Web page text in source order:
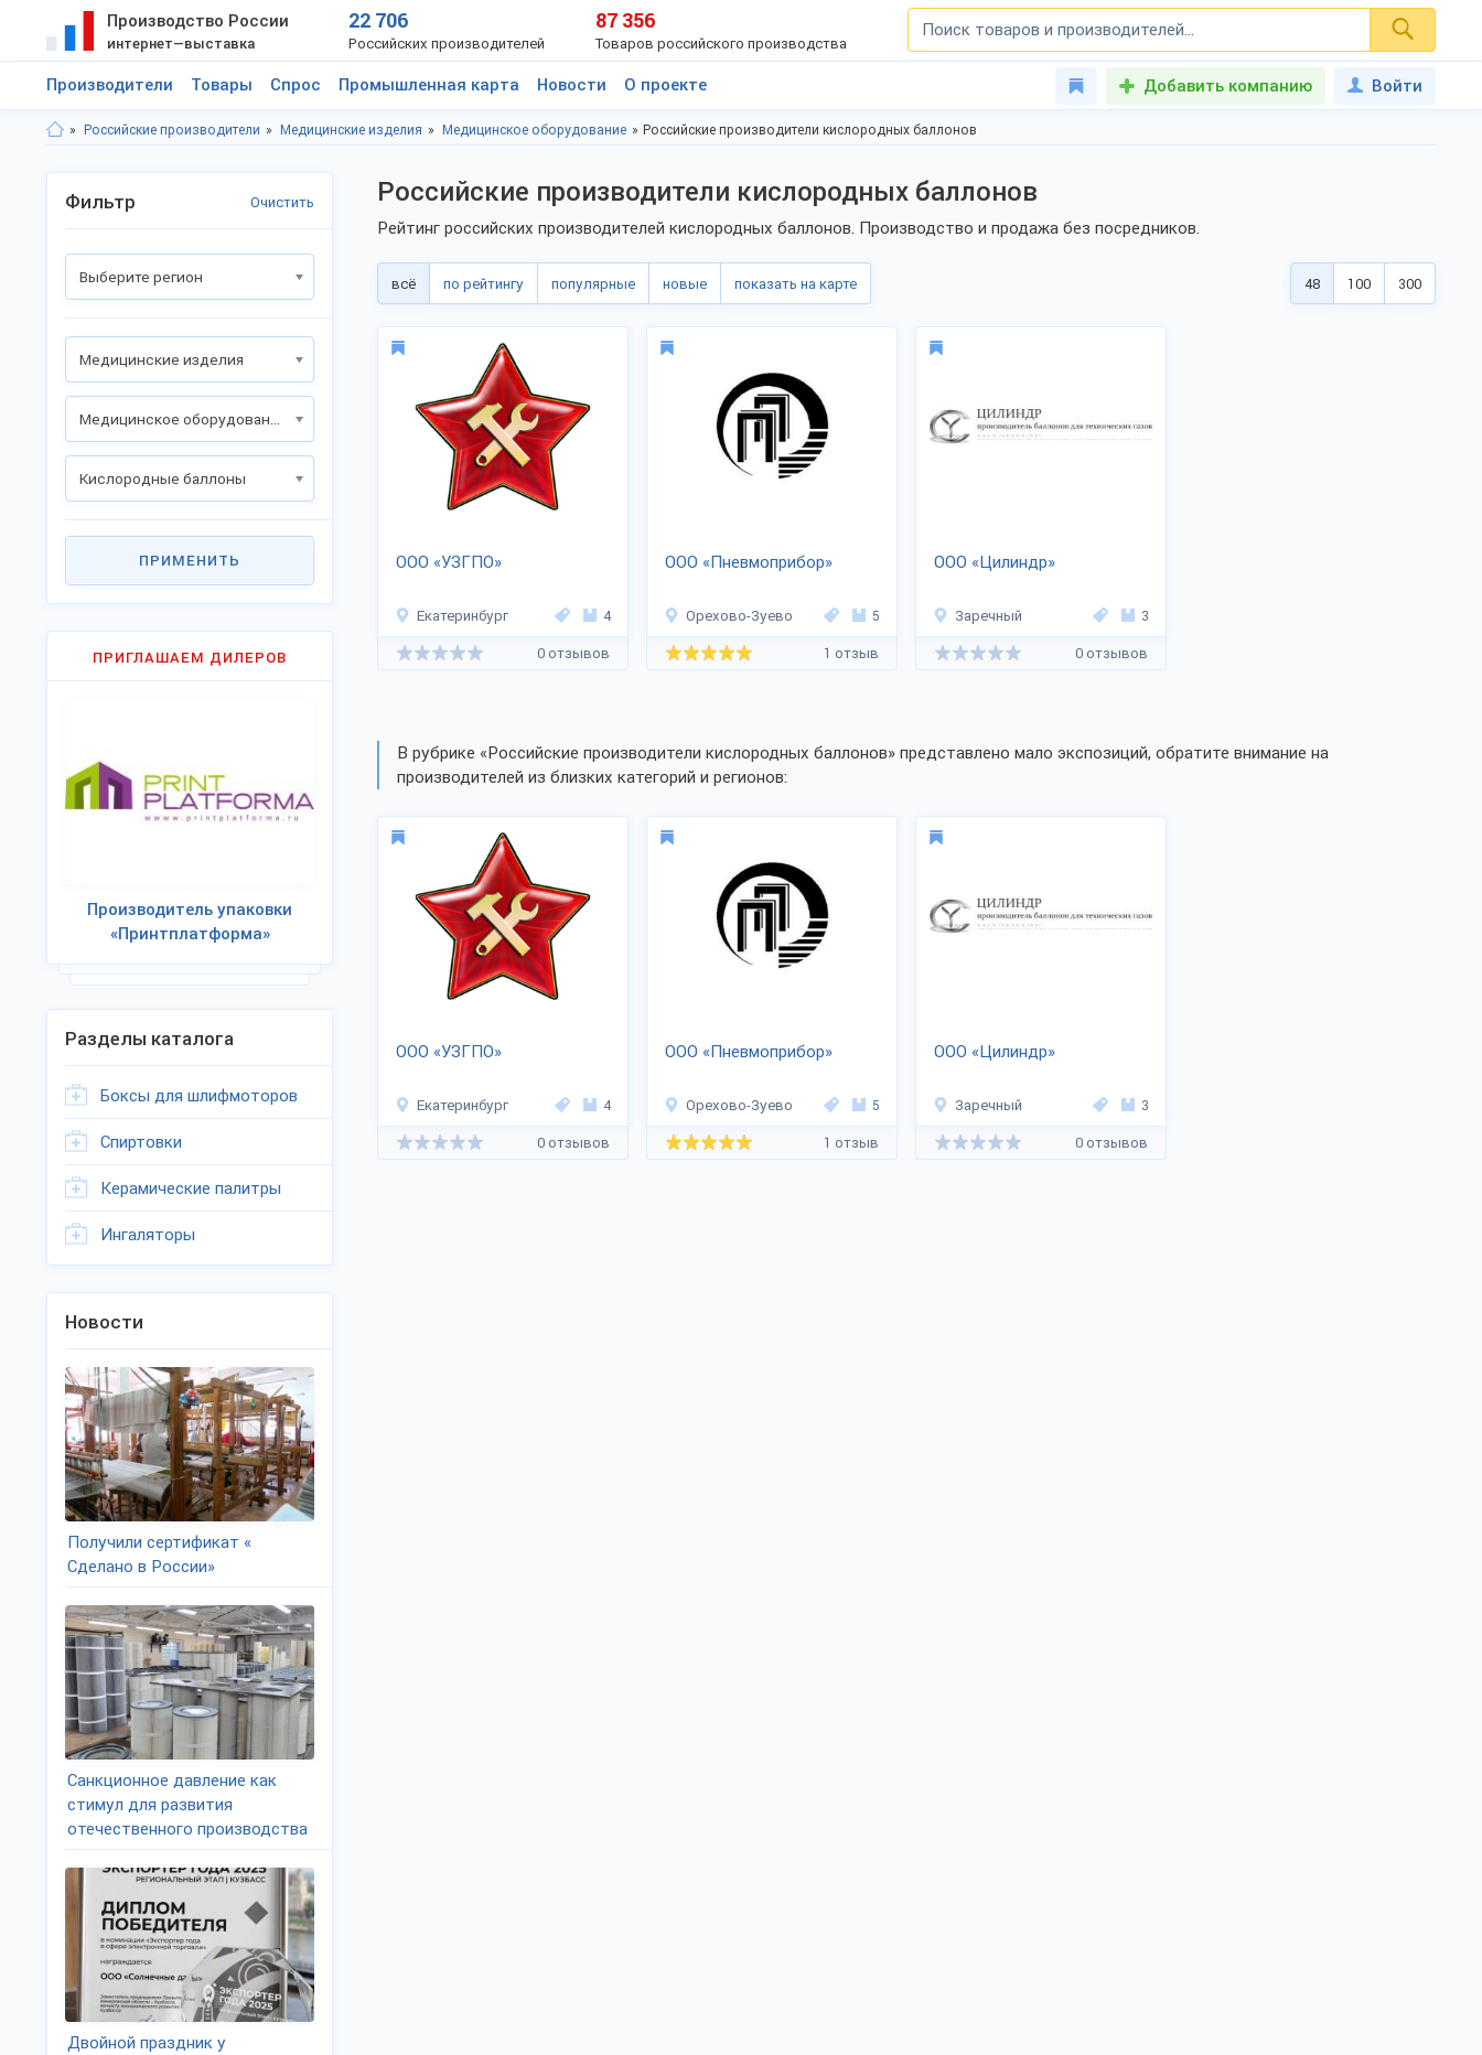
Производство России
интернет—выставка
22 706
Российских производителей
87 356
Товаров российского производства
Производители Товары Спрос Промышленная карта Новости О проекте Добавить компанию Войти
Российские производители Медицинские изделия Медицинское оборудование Российские производители кислородных баллонов
Российские производители кислородных баллонов
Рейтинг российских производителей кислородных баллонов. Производство и продажа без посредников.
всё по рейтингу популярные новые показать на карте 48 100 300
ООО «УЗГПО»
Екатеринбург 4
0 отзывов
ООО «Пневмоприбор»
Орехово-Зуево 5
1 отзыв
ООО «Цилиндр»
Заречный 3
0 отзывов
В рубрике «Российские производители кислородных баллонов» представлено мало экспозиций, обратите внимание на
производителей из близких категорий и регионов:
ООО «УЗГПО»
Екатеринбург 4
0 отзывов
ООО «Пневмоприбор»
Орехово-Зуево 5
1 отзыв
ООО «Цилиндр»
Заречный 3
0 отзывов
Фильтр Очистить
Выберите регион
Медицинские изделия
Кислородные баллоны
ПРИМЕНИТЬ
ПРИГЛАШАЕМ ДИЛЕРОВ
Производитель упаковки
«Принтплатформа»
Разделы каталога
Боксы для шлифмоторов
Спиртовки
Керамические палитры
Ингаляторы
Новости
Получили сертификат «
Сделано в России»
Санкционное давление как
стимул для развития
отечественного производства
Двойной праздник у